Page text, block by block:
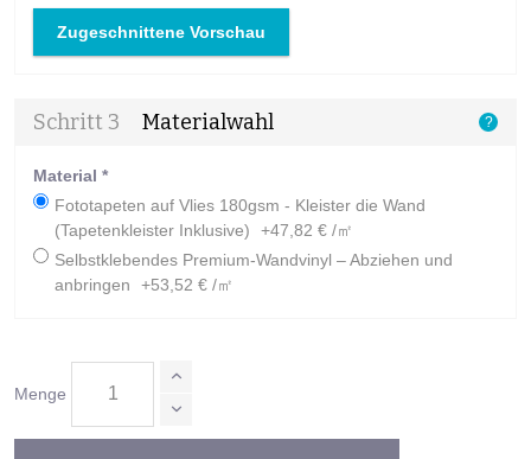
Zugeschnittene Vorschau
Schritt 3 Materialwahl ?
Material *
Fototapeten auf Vlies 180gsm - Kleister die Wand
(Tapetenkleister Inklusive)
+47,82 € /㎡
Selbstklebendes Premium-Wandvinyl – Abziehen und
anbringen
+53,52 € /㎡
Menge